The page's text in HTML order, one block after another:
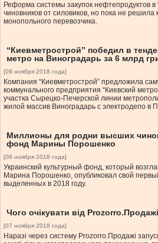
Реформа системы закупок нефтепродуктов в
чиновников от силовиков, но пока не решила
монопольного перевозчика.
“Киевметрострой” победил в
метро на Виноградарь за 6 млрд
[09 ноября 2018 года]
Компания “Киевметрострой” предложила
коммунального предприятия “Киевский
участка Сырецко-Печерской линии
жилой массив Виноградарь с электродепо в
Миллионы для родни высших
фонд Марины Порошенко
[08 ноября 2018 года]
Украинский культурный фонд, который
Марина Порошенко, опубликовал свой
выделенных в 2018 году.
Чого очікувати від
[07 ноября 2018 года]
Наразі через систему Prozorro.Продажі